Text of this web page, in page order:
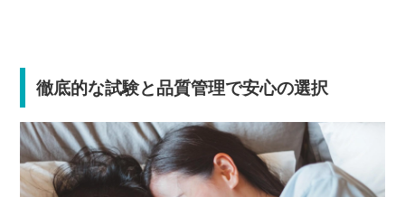
徹底的な試験と品質管理で安心の選択